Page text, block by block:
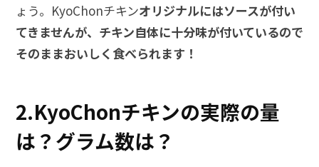
ょう。KyoChonチキンオリジナルにはソースが付い
てきませんが、チキン自体に十分味が付いているので
そのままおいしく食べられます！
2.KyoChonチキンの実際の量
は？グラム数は？